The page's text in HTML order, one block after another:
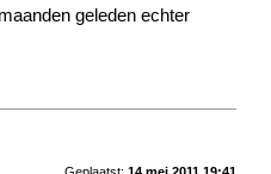
geleden echter
Geplaatst: 14 mei 2011 19:41